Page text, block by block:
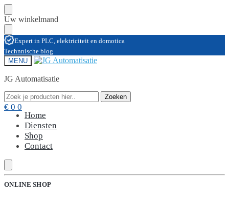
Skip
to
navigation
Skip
to
content
Uw winkelmand
Expert in PLC, elektriciteit en domotica
Technnische blog
MENU
JG Automatisatie
Zoeken
naar:
Zoeken
€ 0 0
Zoeken
naar:
Zoeken
Home
Diensten
Shop
Contact
ONLINE SHOP